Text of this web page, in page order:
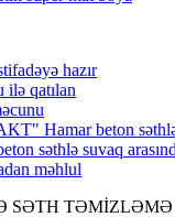
hazır
qatılan
Hamar beton
səthlə suvaq
məhlul
SƏTH